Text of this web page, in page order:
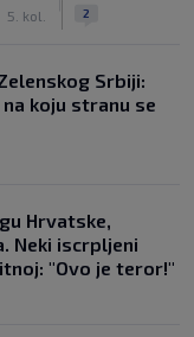
5. kol. 2
Srbiji:
koju stranu se
Hrvatske,
Neki iscrpljeni
"Ovo je teror!"